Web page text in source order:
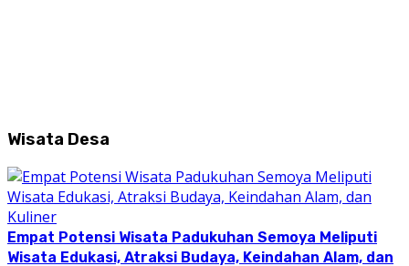
Wisata Desa
Empat Potensi Wisata Padukuhan Semoya Meliputi
Wisata Edukasi, Atraksi Budaya, Keindahan Alam, dan